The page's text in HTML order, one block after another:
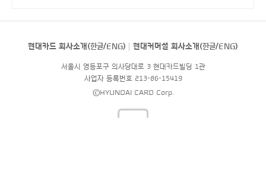
현대카드 회사소개(한글/ENG) 현대커머셜 회사소개(한글/ENG)
서울시 영등포구 의사당대로 3 현대카드빌딩 1관
사업자 등록번호 213-86-15419
©HYUNDAI CARD Corp.